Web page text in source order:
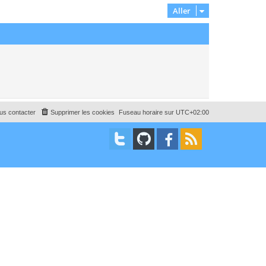
Aller
Fuseau horaire sur UTC+02:00
Supprimer les cookies
contacter